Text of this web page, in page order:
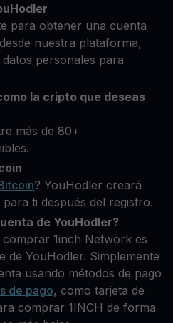
para obtener una cuenta
nuestra plataforma,
personales para
la cripto que deseas
más de 80+
? YouHodler creará
ti después del registro.
de YouHodler?
1inch Network es
de YouHodler. Simplemente
usando métodos de pago
de pago, como tarjeta de
comprar 1INCH de forma